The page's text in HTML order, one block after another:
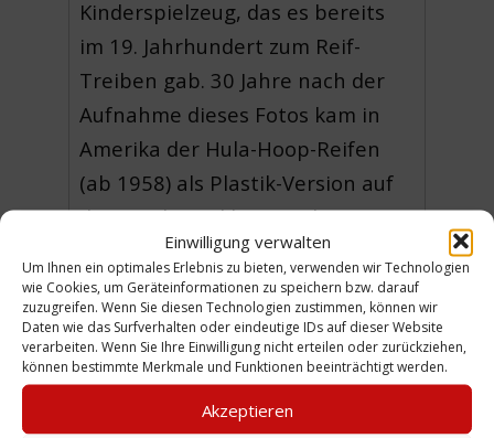
Einwilligung verwalten
Um Ihnen ein optimales Erlebnis zu bieten, verwenden wir Technologien
wie Cookies, um Geräteinformationen zu speichern bzw. darauf
zuzugreifen. Wenn Sie diesen Technologien zustimmen, können wir
Daten wie das Surfverhalten oder eindeutige IDs auf dieser Website
verarbeiten. Wenn Sie Ihre Einwilligung nicht erteilen oder zurückziehen,
können bestimmte Merkmale und Funktionen beeinträchtigt werden.
Akzeptieren
Kinderspielzeug, das es bereits
im 19. Jahrhundert zum Reif-
Treiben gab. 30 Jahre nach der
Aufnahme dieses Fotos kam in
Amerika der Hula-Hoop-Reifen
(ab 1958) als Plastik-Version auf
den Markt und löste weltweit
eine Hula-Hoop-Welle aus. Das
Mädchen rechts neben dem
Jungen mit dem Reifen hält eine
große Puppe im Arm. Das
Mädchen in der Mitte des Fotos
zeigt ein weiteres